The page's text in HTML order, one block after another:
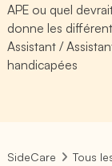
APE ou quel
donne les
Assistant /
handicapées
SideCare
Tous